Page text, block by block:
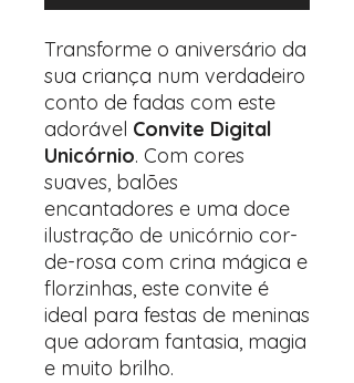
Transforme o aniversário da
sua criança num verdadeiro
conto de fadas com este
adorável Convite Digital
Unicórnio. Com cores
suaves, balões
encantadores e uma doce
ilustração de unicórnio cor-
de-rosa com crina mágica e
florzinhas, este convite é
ideal para festas de meninas
que adoram fantasia, magia
e muito brilho.